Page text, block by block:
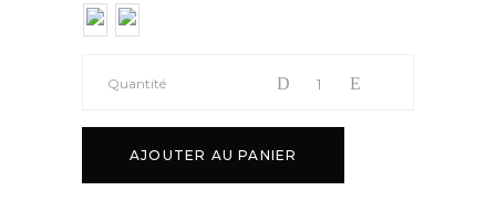
Composition
Quantité
AJOUTER AU PANIER